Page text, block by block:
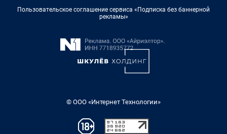
Пользовательское соглашение сервиса «Подписка без баннерной
рекламы»
© ООО «Интернет Технологии»